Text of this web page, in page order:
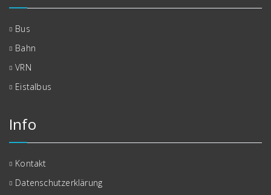
Bus
Bahn
VRN
Eistalbus
Info
Kontakt
Datenschutzerklärung